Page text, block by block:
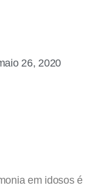
26, 2020
em idosos é